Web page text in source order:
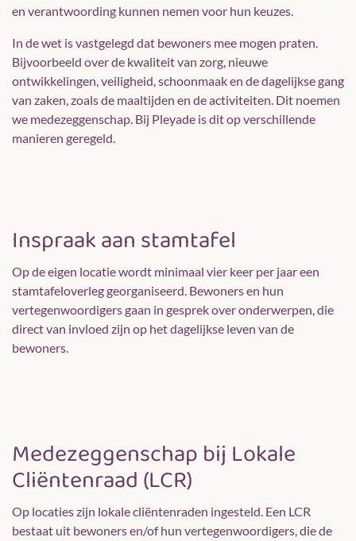
en verantwoording kunnen nemen voor hun keuzes.
In de wet is vastgelegd dat bewoners mee mogen praten.
Bijvoorbeeld over de kwaliteit van zorg, nieuwe
ontwikkelingen, veiligheid, schoonmaak en de dagelijkse gang
van zaken, zoals de maaltijden en de activiteiten. Dit noemen
we medezeggenschap. Bij Pleyade is dit op verschillende
manieren geregeld.
Inspraak aan stamtafel
Op de eigen locatie wordt minimaal vier keer per jaar een
stamtafeloverleg georganiseerd. Bewoners en hun
vertegenwoordigers gaan in gesprek over onderwerpen, die
direct van invloed zijn op het dagelijkse leven van de
bewoners.
Medezeggenschap bij Lokale
Cliëntenraad (LCR)
Op locaties zijn lokale cliëntenraden ingesteld. Een LCR
bestaat uit bewoners en/of hun vertegenwoordigers, die de